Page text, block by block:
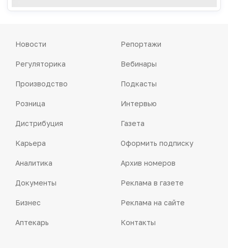
Новости
Регуляторика
Производство
Розница
Дистрибуция
Карьера
Аналитика
Документы
Бизнес
Аптекарь
Репортажи
Вебинары
Подкасты
Интервью
Газета
Оформить подписку
Архив номеров
Реклама в газете
Реклама на сайте
Контакты